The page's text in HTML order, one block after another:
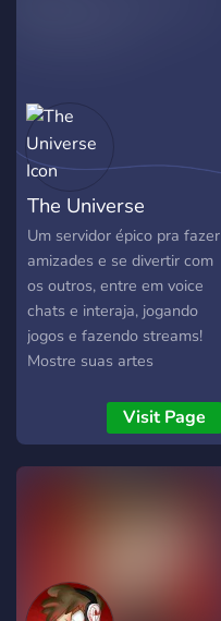
𝙜𝙖𝙧𝙖𝙣𝙩𝙞𝙧 𝙤 𝙧𝙚𝙨𝙥𝙚𝙞𝙩𝙤
𝙢ú𝙩𝙪𝙤. 🚀 𝙉𝙤𝙨𝙨𝙖
𝙁𝙞𝙡𝙤𝙨𝙤𝙛𝙞𝙖: 𝙎𝙤𝙢𝙤𝙨 𝙪𝙢𝙖
𝙜𝙧𝙖𝙣𝙙𝙚 𝙛𝙖𝙢í𝙡𝙞𝙖 𝙤𝙣𝙙𝙚
𝙨𝙪𝙖 𝙫𝙤𝙯 𝙞𝙢𝙥𝙤𝙧𝙩𝙖. 💡
𝘿𝙚𝙞𝙭𝙚 𝙨𝙚𝙪 𝙛𝙚𝙚𝙙𝙗𝙖𝙘𝙠 𝙤𝙪
𝙨𝙪𝙜𝙚𝙨𝙩ã𝙤 𝙥𝙖𝙧𝙖
𝙢𝙚𝙡𝙝𝙤𝙧𝙖𝙧𝙢𝙤𝙨 𝙤
𝙨𝙚𝙧𝙫𝙞𝙙𝙤𝙧. ⭐ 𝘿𝙞𝙫𝙞𝙧𝙩𝙖-𝙨𝙚
𝙢𝙪𝙞𝙩𝙤 𝙣𝙤 𝙘𝙝𝙖𝙩 𝙚 𝙨𝙚𝙟𝙖
𝙞𝙢𝙚𝙣𝙨𝙖𝙢𝙚𝙣𝙩𝙚 𝙗𝙚𝙢-
The Universe
Um servidor épico pra fazer
amizades e se divertir com
os outros, entre em voice
chats e interaja, jogando
jogos e fazendo streams!
Mostre suas artes
escreveu, música ou
desenhos) que você fez
para o público aqui! Uma
Visit Page